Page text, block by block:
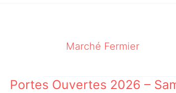
Marché Fermier
Portes Ouvertes 2026 –